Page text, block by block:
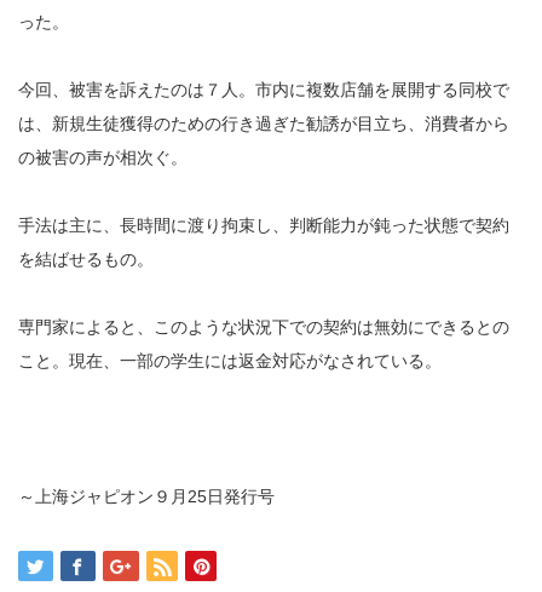
った。
今回、被害を訴えたのは７人。市内に複数店舗を展開する同校で
は、新規生徒獲得のための行き過ぎた勧誘が目立ち、消費者から
の被害の声が相次ぐ。
手法は主に、長時間に渡り拘束し、判断能力が鈍った状態で契約
を結ばせるもの。
専門家によると、このような状況下での契約は無効にできるとの
こと。現在、一部の学生には返金対応がなされている。
～上海ジャピオン９月25日発行号